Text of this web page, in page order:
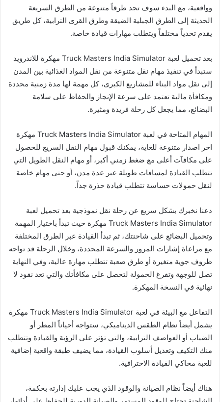
وواقعية، مع البدء سوف تجد طرقاً متنوعة من الطرق السريعة
الحديثة إلى الطرق الجبلية الضيقة وطرق القرى الترابية، كل طريق
يقدم تحدياً مختلفاً ويتطلب مهارات قيادة خاصة.
بعد تحميل لعبة Truck Masters India Simulator مهكرة للاندرويد
ستبدأ في تنفيذ مهام نقل متنوعة من نقل المواد الغذائية بين المدن
إلى نقل مواد البناء للمشاريع الكبرى، كل مهمة لها مدة زمنية محددة
ومكافأة مالية تعتمد على سرعة الإنجاز والحفاظ على سلامة
البضائع، مما يجعل كل رحلة فريدة ومثيرة.
المهام المتاحة في لعبة Truck Masters India Simulator مهكرة
اخر اصدار متنوعة للغاية، يمكنك قبول مهام النقل السريع للحصول
على مكافآت أعلى مع ضغط زمني أكبر، أو مهام النقل الطويل التي
تتطلب القيادة لمسافات طويلة عبر عدة مدن، أو حتى مهام خاصة
لنقل حمولات حساسة تتطلب قيادة حذرة جداً.
دعنا نخبرك بشكل سريع عن رحلة نقل نموذجية بعد تحميل لعبة
Truck Masters India Simulator مهكرة حيث تبدأ باختيار المهمة
وتحميل البضائع على شاحنتك، ثم تبدأ القيادة عبر الطرق المختلفة
مع مراعاة إشارات المرور والسرعة المحددة، وخلال الرحلة قد تواجه
ظروف جوية متغيرة أو طرق صعبة تتطلب مهارة عالية، وفي النهاية
تصل للوجهة وتفرغ الحمولة لتحصل على مكافأتك والتي تعد نقود لا
نهائية في النسخة المهكرة.
التفاعل مع البيئة في لعبة Truck Masters India Simulator مهكرة
يشمل أيضاً نظام الطقس الديناميكي، ستواجه أحياناً المطر أو
الضباب أو العواصف الترابية، والتي تؤثر على الرؤية والقيادة وتتطلب
منك التكيف وتعديل أسلوب القيادة، مما يضيف طبقة واقعية إضافية
للعبة محاكي القيادة الاحترافية.
هناك أيضاً نظام الصيانة والوقود الذي يجب عليك إدارته بحكمة،